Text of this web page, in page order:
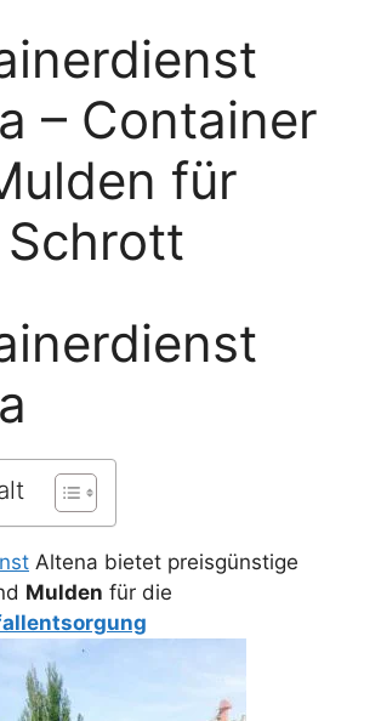
– Container
für
Altena bietet preisgünstige
Mulden für die